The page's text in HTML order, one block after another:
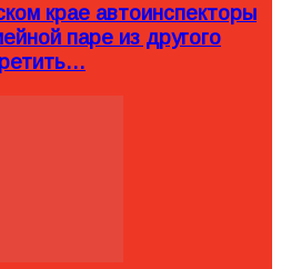
крае автоинспекторы
паре из другого